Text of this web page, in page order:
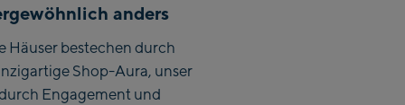
anders
Häuser bestechen durch
Shop-Aura, unser
Engagement und